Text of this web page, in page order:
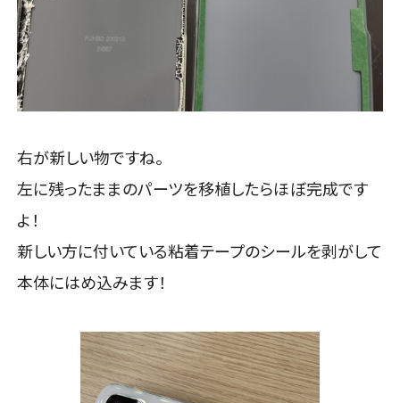
右が新しい物ですね。
左に残ったままのパーツを移植したらほぼ完成です
よ！
新しい方に付いている粘着テープのシールを剥がして
本体にはめ込みます！